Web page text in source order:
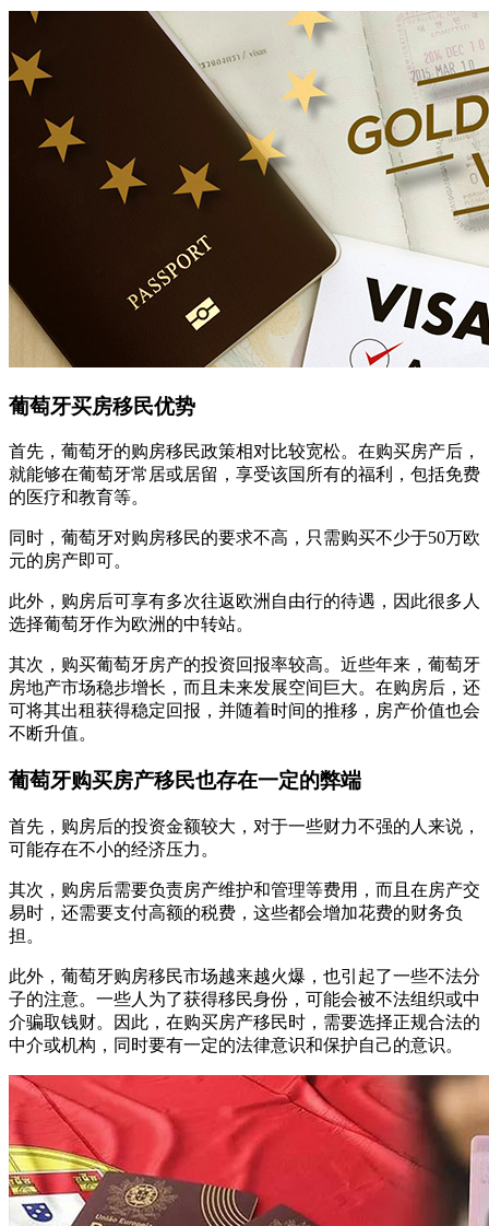
葡萄牙买房移民优势
首先，葡萄牙的购房移民政策相对比较宽松。在购买房产后，
就能够在葡萄牙常居或居留，享受该国所有的福利，包括免费
的医疗和教育等。
同时，葡萄牙对购房移民的要求不高，只需购买不少于50万欧
元的房产即可。
此外，购房后可享有多次往返欧洲自由行的待遇，因此很多人
选择葡萄牙作为欧洲的中转站。
其次，购买葡萄牙房产的投资回报率较高。近些年来，葡萄牙
房地产市场稳步增长，而且未来发展空间巨大。在购房后，还
可将其出租获得稳定回报，并随着时间的推移，房产价值也会
不断升值。
葡萄牙购买房产移民也存在一定的弊端
首先，购房后的投资金额较大，对于一些财力不强的人来说，
可能存在不小的经济压力。
其次，购房后需要负责房产维护和管理等费用，而且在房产交
易时，还需要支付高额的税费，这些都会增加花费的财务负
担。
此外，葡萄牙购房移民市场越来越火爆，也引起了一些不法分
子的注意。一些人为了获得移民身份，可能会被不法组织或中
介骗取钱财。因此，在购买房产移民时，需要选择正规合法的
中介或机构，同时要有一定的法律意识和保护自己的意识。